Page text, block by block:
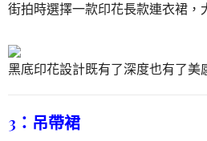
街拍時選擇一款印花長款連衣裙，
黑底印花設計既有了深度也有了美
3：吊帶裙